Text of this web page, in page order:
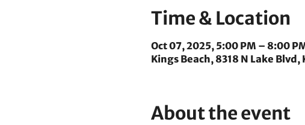
Time & Location
Oct 07, 2025, 5:00 PM – 8:00
Kings Beach, 8318 N Lake Blvd,
About the event